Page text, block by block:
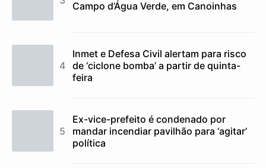
Campo d’Água Verde, em Canoinhas
Inmet e Defesa Civil alertam para risco
de ‘ciclone bomba’ a partir de quinta-
feira
Ex-vice-prefeito é condenado por
mandar incendiar pavilhão para ‘agitar’
política